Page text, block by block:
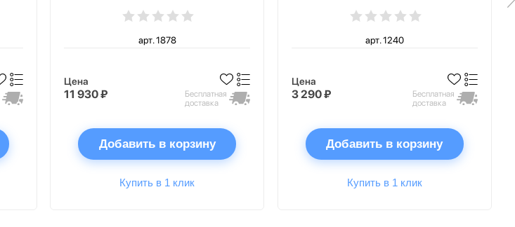
арт. 1878
Цена
11 930 ₽
Бесплатная
доставка
Добавить в корзину
Купить в 1 клик
арт. 1240
Цена
3 290 ₽
Бесплатная
доставка
Добавить в корзину
Купить в 1 клик